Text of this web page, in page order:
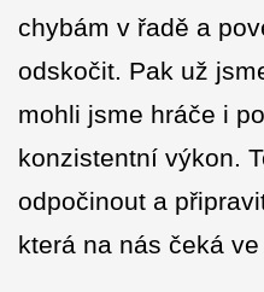
chybám v řadě a
odskočit. Pak už
mohli jsme hráče i
konzistentní výkon.
odpočinout a
která na nás čeká